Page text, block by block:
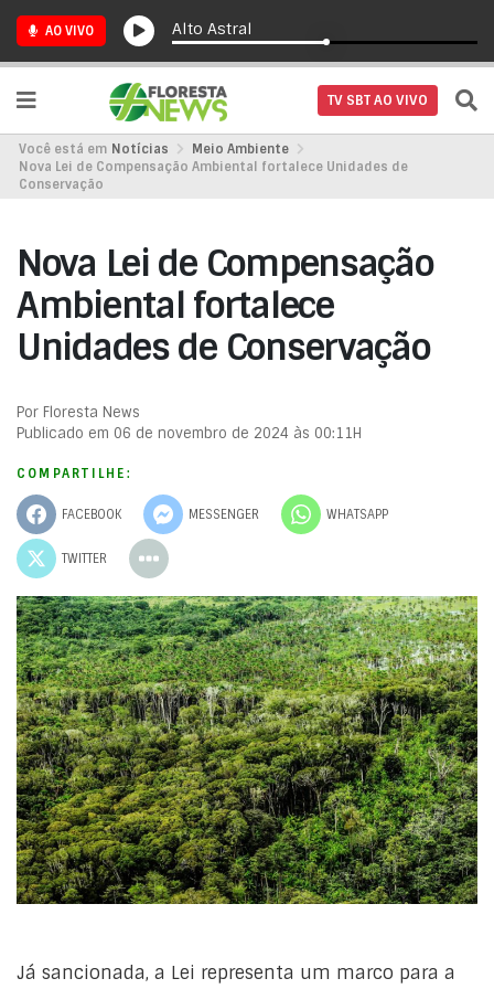
AO VIVO Alto Astral
TV SBT AO VIVO
Você está em Notícias
Meio Ambiente
Nova Lei de Compensação Ambiental fortalece Unidades de
Conservação
Nova Lei de Compensação
Ambiental fortalece
Unidades de Conservação
Por Floresta News
Publicado em 06 de novembro de 2024 às 00:11H
COMPARTILHE:
FACEBOOK MESSENGER WHATSAPP
TWITTER
Já sancionada, a Lei representa um marco para a